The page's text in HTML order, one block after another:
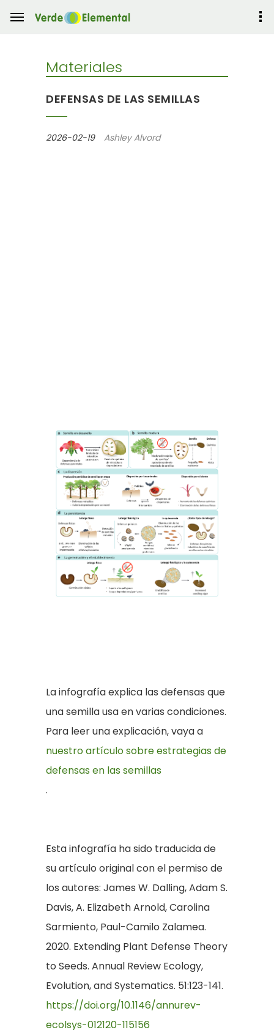
Materiales
DEFENSAS DE LAS SEMILLAS
2026-02-19 Ashley Alvord
La infografía explica las defensas que
una semilla usa en varias condiciones.
Para leer una explicación, vaya a
nuestro artículo sobre estrategias de
defensas en las semillas
.
Esta infografía ha sido traducida de
su artículo original con el permiso de
los autores: James W. Dalling, Adam S.
Davis, A. Elizabeth Arnold, Carolina
Sarmiento, Paul-Camilo Zalamea.
2020. Extending Plant Defense Theory
to Seeds. Annual Review Ecology,
Evolution, and Systematics. 51:123-141.
https://doi.org/10.1146/annurev-
ecolsys-012120-115156